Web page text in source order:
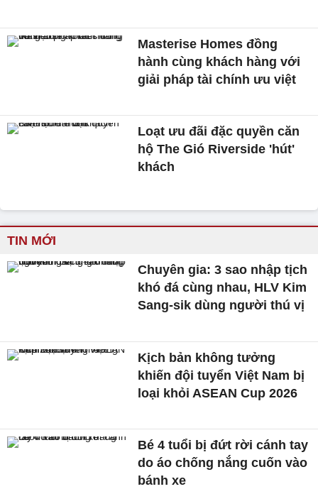
Masterise Homes đồng
hành cùng khách hàng với
giải pháp tài chính ưu việt
Loạt ưu đãi đặc quyền căn
hộ The Gió Riverside 'hút'
khách
TIN MỚI
Chuyên gia: 3 sao nhập tịch
khó đá cùng nhau, HLV Kim
Sang-sik dùng người thú vị
Kịch bản không tưởng
khiến đội tuyển Việt Nam bị
loại khỏi ASEAN Cup 2026
Bé 4 tuổi bị đứt rời cánh tay
do áo chống nắng cuốn vào
bánh xe